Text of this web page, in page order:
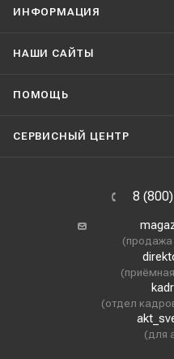
ИНФОРМАЦИЯ
НАШИ CАЙТЫ
ПОМОЩЬ
СЕРВИСНЫЙ ЦЕНТР
8
(продажа
(отдел
(для